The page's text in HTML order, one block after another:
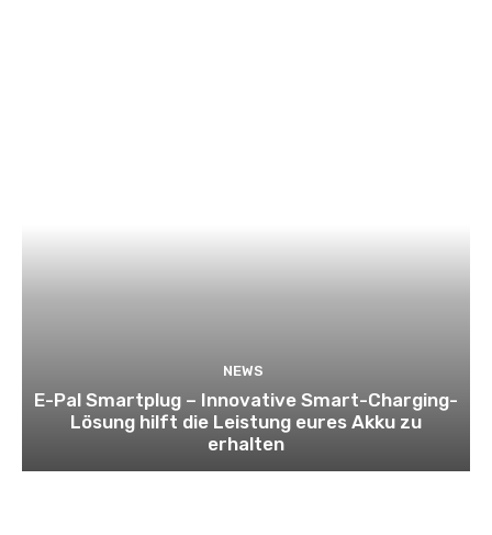
NEWS
E-Pal Smartplug – Innovative Smart-Charging-
Lösung hilft die Leistung eures Akku zu
erhalten